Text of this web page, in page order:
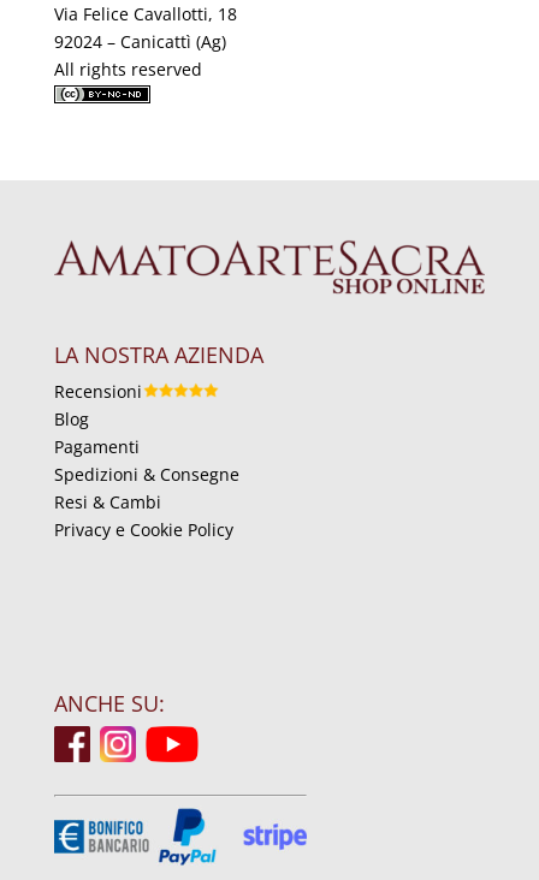
Via Felice Cavallotti, 18
92024 – Canicattì (Ag)
All rights reserved
LA NOSTRA AZIENDA
Recensioni
Blog
Pagamenti
Spedizioni & Consegne
Resi & Cambi
Privacy e Cookie Policy
ANCHE SU: